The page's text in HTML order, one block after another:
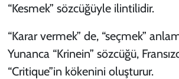
“Kesmek” sözcüğüyle ilintilidir.
“Karar vermek” de, “seçmek”
Yunanca “Krinein” sözcüğü,
“Critique”in kökenini oluşturur.